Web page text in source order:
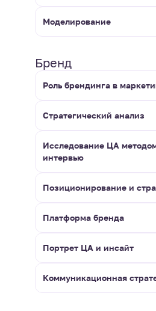
Моделирование
Бренд
Роль брендинга в
Стратегический анализ
Исследование ЦА
интервью
Позиционирование и
Платформа бренда
Портрет ЦА и инсайт
Коммуникационная